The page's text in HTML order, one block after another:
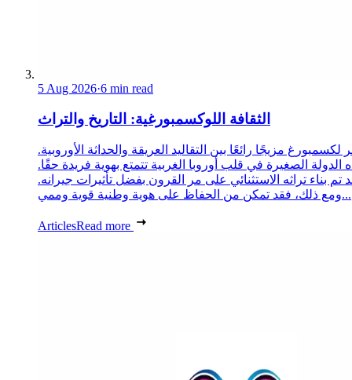
5 Aug 2026·6 min read
الثقافة اللوكسمبورغية: التاريخ والتراث
لكسمبورغ مزيجًا رائعًا بين التقاليد العريقة والحداثة الأوروبية.
الدولة الصغيرة في قلب أوروبا الغربية تتمتع بهوية فريدة حقًا.
تم بناء تراثه الاستثنائي على مر القرون بفضل تأثيرات جيرانه.
ومع ذلك، فقد تمكن من الحفاظ على هوية وطنية قوية وممي...
ArticlesRead more